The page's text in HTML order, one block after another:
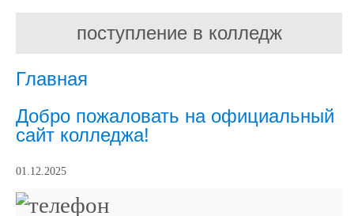
поступление в колледж
Главная
Добро пожаловать на официальный
сайт колледжа!
01.12.2025